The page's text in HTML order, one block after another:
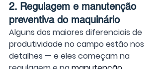
2. Regulagem e manutenção
preventiva do maquinário
Alguns dos maiores diferenciais de
produtividade no campo estão nos
detalhes — e eles começam na